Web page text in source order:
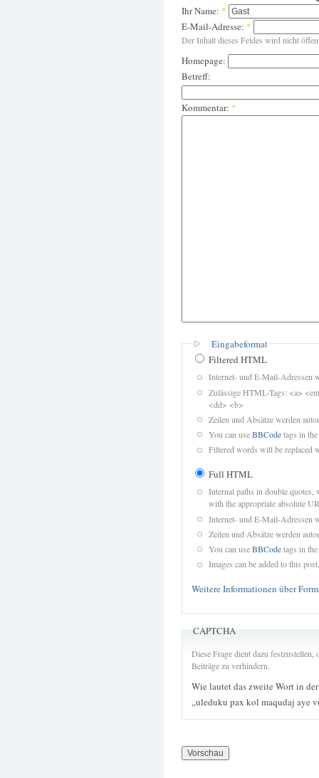
Ihr Name: *
E-Mail-Adresse: *
Der Inhalt dieses Feldes wird nicht
Homepage:
Betreff:
Kommentar: *
Eingabeformat
Filtered HTML
Internet- und E-Mail-Adressen
Zulässige HTML-Tags: <a>
<dd> <b>
Zeilen und Absätze werden
You can useBBCodetags in
Filtered words will be replaced
Full HTML
Internal paths in double quotes,
with the appropriate absolute
Internet- und E-Mail-Adressen
Zeilen und Absätze werden
You can useBBCodetags in
Images can be added to this post.
Weitere Informationen über
CAPTCHA
Diese Frage dient dazu
Beiträge zu verhindern.
Wie lautet das zweite Wort in
„uleduku pax kol maqudaj aye